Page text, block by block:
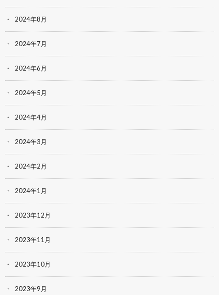
2024年8月
2024年7月
2024年6月
2024年5月
2024年4月
2024年3月
2024年2月
2024年1月
2023年12月
2023年11月
2023年10月
2023年9月